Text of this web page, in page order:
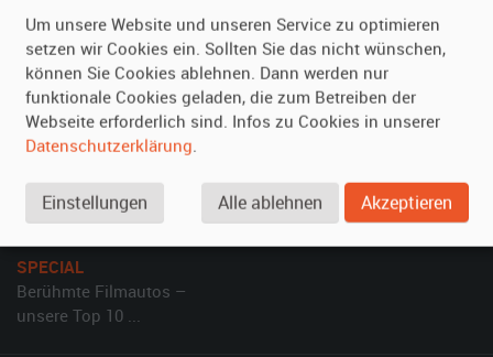
Kundenmeinungen
Service
Vermieten
Oldtimer anmelden
Fotos senden
Fragen für Vermieter
Inserat verwalten
Hilfe
Häufige Fragen (FAQ)
Kontakt
SPECIAL
Berühmte Filmautos –
unsere Top 10 ...
Um unsere Website und unseren Service zu optimieren
setzen wir Cookies ein. Sollten Sie das nicht wünschen,
können Sie Cookies ablehnen. Dann werden nur
funktionale Cookies geladen, die zum Betreiben der
Webseite erforderlich sind. Infos zu Cookies in unserer
Datenschutzerklärung.
Einstellungen Alle ablehnen Akzeptieren